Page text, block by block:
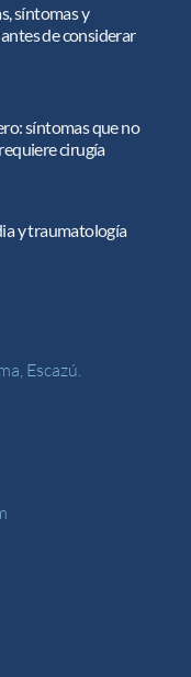
síntomas y
de considerar
síntomas que no
cirugía
y traumatología
Escazú.